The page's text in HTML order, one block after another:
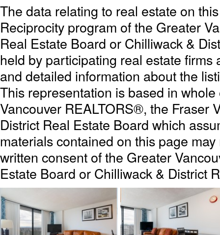
The data relating to real estate on
Reciprocity program of the Greater
Real Estate Board or Chilliwack &
held by participating real estate
and detailed information about the
This representation is based in
Vancouver REALTORS®, the Fraser
District Real Estate Board which
materials contained on this page
written consent of the Greater
Estate Board or Chilliwack & District